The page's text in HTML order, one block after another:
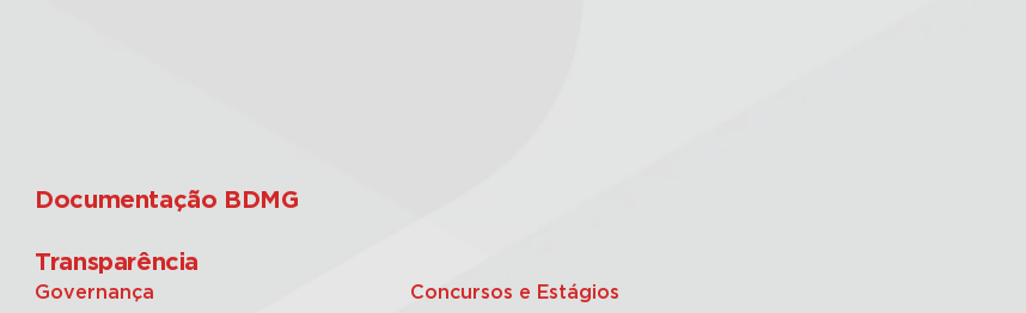
Documentação BDMG
Transparência
Governança Concursos e Estágios